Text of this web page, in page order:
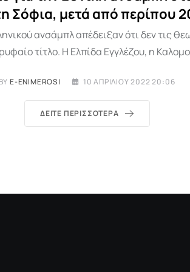
Σόφια, μετά από περίπου
ανσάμπλ απέδειξαν ότι δεν τις
τίτλο. Η Ελπίδα Εγγλέζου, η
BY E-ENIMEROSI 10 ΑΠΡΙΛΊΟΥ 2022 20:06
ΔΕΊΤΕ ΠΕΡΙΣΣΌΤΕΡΑ